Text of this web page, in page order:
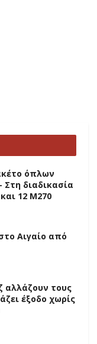
όπλων
διαδικασία
12 M270
Αιγαίο από
αλλάζουν τους
έξοδο χωρίς